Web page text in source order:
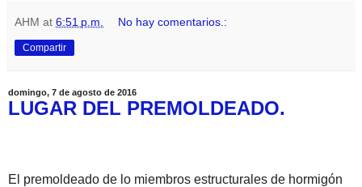
AHM at 6:51 p.m. No hay comentarios.:
Compartir
domingo, 7 de agosto de 2016
LUGAR DEL PREMOLDEADO.
El premoldeado de lo miembros estructurales de hormigón